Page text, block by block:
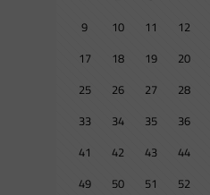
9
10 11 12
17
18 19 20
25
26 27 28
33
34 35 36
41
42 43 44
49
50 51 52